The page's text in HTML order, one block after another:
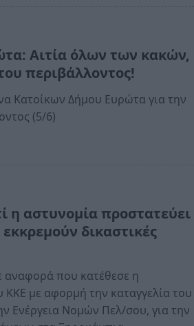
Αιτία όλων των κακών,
περιβάλλοντος!
Κατοίκων Δήμου Ευρώτα για την
(5/6)
η αστυνομία προστατεύει
δικαστικές
που κατέθεσε η
με αφορμή την καταγγελία του
Ενέργεια Νομών Πελ/σου, για την